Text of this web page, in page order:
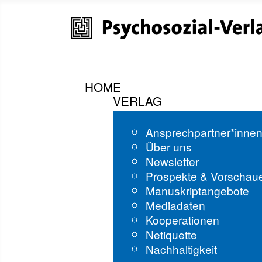
HOME
VERLAG
Über uns
Newsletter
Prospekte &
Manuskriptangebote
Mediadaten
Kooperationen
Netiquette
Nachhaltigkeit